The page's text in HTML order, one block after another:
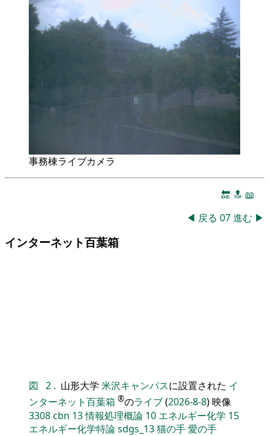
事務棟ライブカメラ
🔚 🔝 📖
◀ 戻る 07進む ▶
インターネット百葉箱
図 2 . 山形大学 米沢キャンパスに設置された イ
ンターネット百葉箱 ®のライブ(2026-8-8) 映像
3308cbn 13情報処理概論 10 エネルギー化学 15
エネルギー化学特論sdgs_13猫の手愛の手